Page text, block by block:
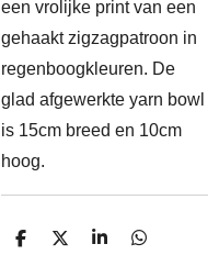
een vrolijke print van een
gehaakt zigzagpatroon in
regenboogkleuren. De
glad afgewerkte yarn bowl
is 15cm breed en 10cm
hoog.
D
D
S
D